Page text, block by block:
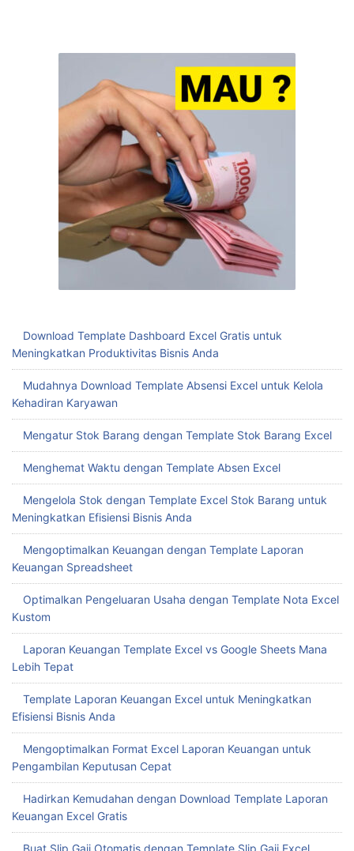
Download Template Dashboard Excel Gratis untuk
Meningkatkan Produktivitas Bisnis Anda
Mudahnya Download Template Absensi Excel untuk Kelola
Kehadiran Karyawan
Mengatur Stok Barang dengan Template Stok Barang Excel
Menghemat Waktu dengan Template Absen Excel
Mengelola Stok dengan Template Excel Stok Barang untuk
Meningkatkan Efisiensi Bisnis Anda
Mengoptimalkan Keuangan dengan Template Laporan
Keuangan Spreadsheet
Optimalkan Pengeluaran Usaha dengan Template Nota Excel
Kustom
Laporan Keuangan Template Excel vs Google Sheets Mana
Lebih Tepat
Template Laporan Keuangan Excel untuk Meningkatkan
Efisiensi Bisnis Anda
Mengoptimalkan Format Excel Laporan Keuangan untuk
Pengambilan Keputusan Cepat
Hadirkan Kemudahan dengan Download Template Laporan
Keuangan Excel Gratis